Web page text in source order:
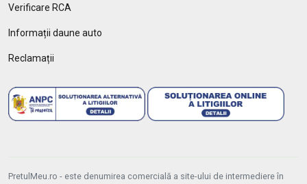
Verificare RCA
Informații daune auto
Reclamații
PretulMeu.ro - este denumirea comercială a site-ului de intermediere în